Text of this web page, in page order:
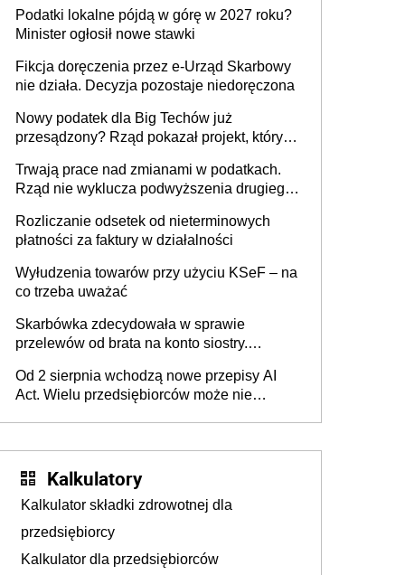
umowy cywilnoprawnej jedynym
racjonalnym wyjściem
Podatki lokalne pójdą w górę w 2027 roku?
Minister ogłosił nowe stawki
Fikcja doręczenia przez e-Urząd Skarbowy
nie działa. Decyzja pozostaje niedoręczona
Nowy podatek dla Big Techów już
przesądzony? Rząd pokazał projekt, który
Trwają prace nad zmianami w podatkach.
Rząd nie wyklucza podwyższenia drugiego
Rozliczanie odsetek od nieterminowych
płatności za faktury w działalności
Wyłudzenia towarów przy użyciu KSeF – na
co trzeba uważać
Skarbówka zdecydowała w sprawie
przelewów od brata na konto siostry.
darowizna, ale podatku jednak nie będzie
Od 2 sierpnia wchodzą nowe przepisy AI
Act. Wielu przedsiębiorców może nie
Kalkulatory
Kalkulator składki zdrowotnej dla
przedsiębiorcy
Kalkulator dla przedsiębiorców